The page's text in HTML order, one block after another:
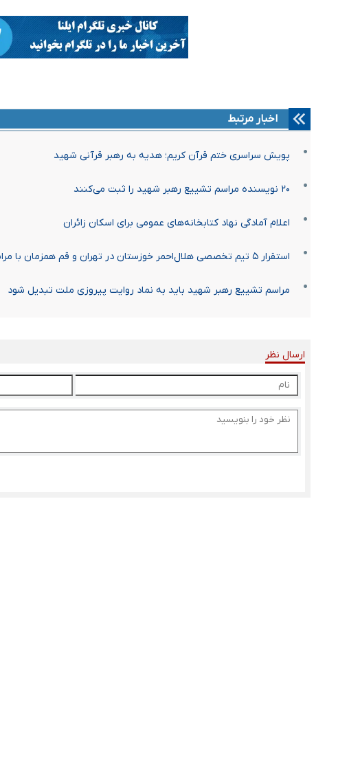
اخبار مرتبط
پویش سراسری ختم قرآن کریم؛ هدیه به رهبر قرآنی شهید
۲۰ نویسنده مراسم تشییع رهبر شهید را ثبت می‌کنند
اعلام آمادگی نهاد کتابخانه‌های عمومی برای اسکان زائران
استقرار ۵ تیم تخصصی هلال‌احمر خوزستان در تهران و قم همزمان با مراسم تشییع رهبر شهید
مراسم تشییع رهبر شهید باید به نماد روایت پیروزی ملت تبدیل شود
ارسال نظر